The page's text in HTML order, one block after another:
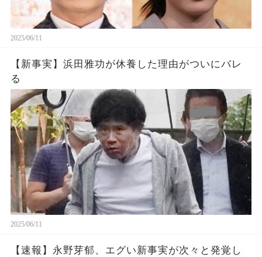
2025/06/11
【新事実】浜田雅功が休養した理由がついにバレ
る
2025/06/11
【速報】永野芽郁、エグい新事実が次々と発覚し